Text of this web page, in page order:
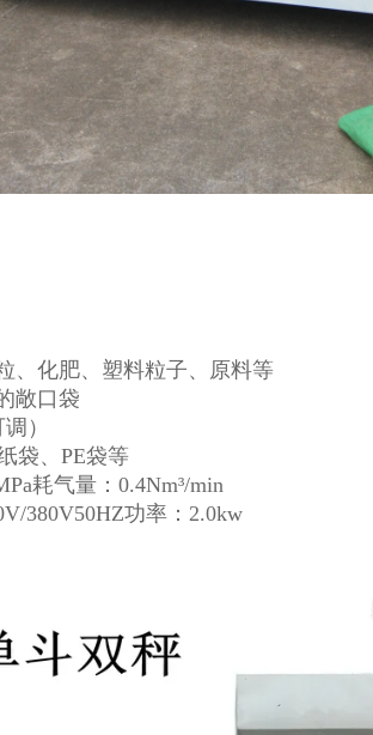
、化肥、塑料粒子、原料等
敞口袋
）
袋、PE袋等
耗气量：0.4Nm³/min
380V50HZ功率：2.0kw